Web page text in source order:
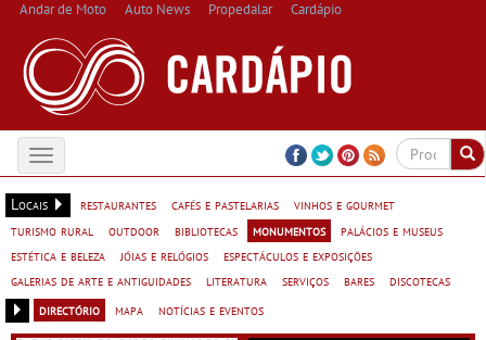
Andar de Moto Auto News Propedalar Cardápio
Toggle
navigation
Locais
restaurantes cafés e pastelarias
vinhos e gourmet
turismo rural
outdoor bibliotecas monumentos
palácios e museus
estética e beleza
jóias e relógios
espectáculos e exposições
galerias de arte e antiguidades
literatura serviços bares
discotecas
directório
mapa notícias e eventos